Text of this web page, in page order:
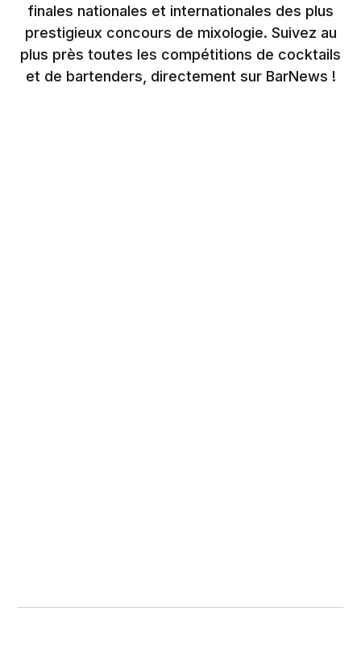
finales nationales et internationales des plus
prestigieux concours de mixologie. Suivez au
plus près toutes les compétitions de cocktails
et de bartenders, directement sur BarNews !